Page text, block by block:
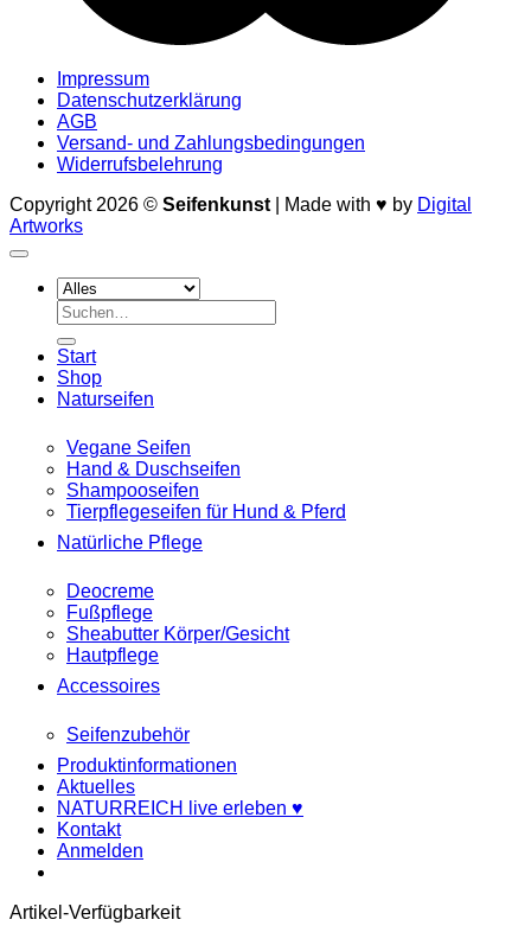
Impressum
Datenschutzerklärung
AGB
Versand- und Zahlungsbedingungen
Widerrufsbelehrung
Copyright 2026 © Seifenkunst | Made with ♥ by Digital
Artworks
Suche
nach:
Start
Shop
Naturseifen
Vegane Seifen
Hand & Duschseifen
Shampooseifen
Tierpflegeseifen für Hund & Pferd
Natürliche Pflege
Deocreme
Fußpflege
Sheabutter Körper/Gesicht
Hautpflege
Accessoires
Seifenzubehör
Produktinformationen
Aktuelles
NATURREICH live erleben ♥
Kontakt
Anmelden
Artikel-Verfügbarkeit